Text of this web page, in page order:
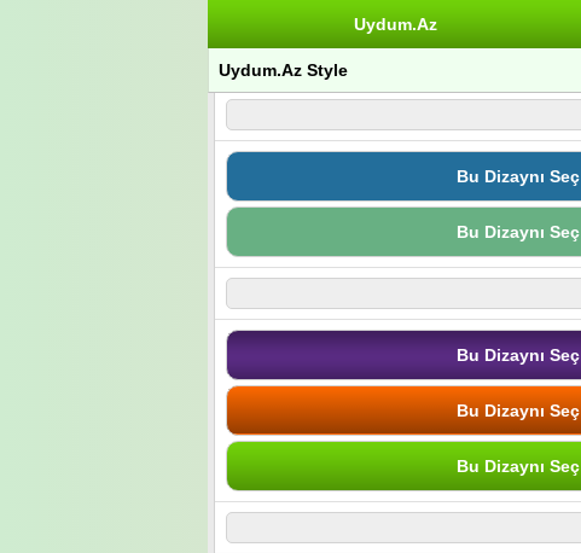
Uydum.Az
Uydum.Az Style
Bu Dizaynı Seç
Bu Dizaynı Seç
Bu Dizaynı Seç
Bu Dizaynı Seç
Bu Dizaynı Seç